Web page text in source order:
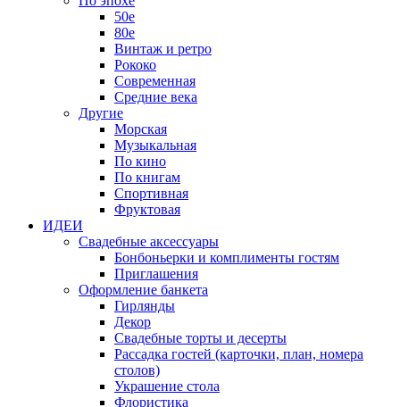
50е
80е
Винтаж и ретро
Рококо
Современная
Средние века
Другие
Морская
Музыкальная
По кино
По книгам
Спортивная
Фруктовая
ИДЕИ
Свадебные аксессуары
Бонбоньерки и комплименты гостям
Приглашения
Оформление банкета
Гирлянды
Декор
Свадебные торты и десерты
Рассадка гостей (карточки, план, номера
столов)
Украшение стола
Флористика